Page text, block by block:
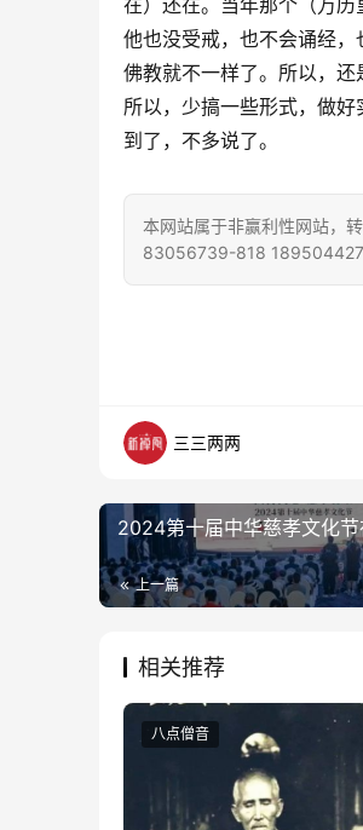
他也没受戒，也不会诵经
佛教就不一样了。所以，还
所以，少搞一些形式，做
到了，不多说了。
本网站属于非赢利性网站，
83056739-818
三三两两
2024第十届中华慈孝文化
上一篇
相关推荐
八点僧音